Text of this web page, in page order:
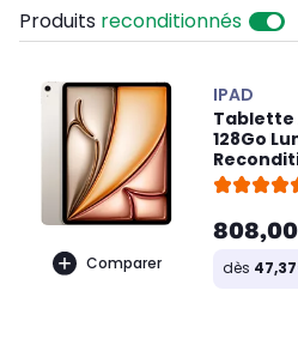
Produits reconditionnés
Comparer
IPAD
Tablette
128Go
dès